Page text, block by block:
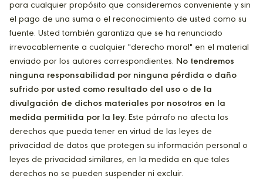
para cualquier propósito que consideremos conveniente y sin
el pago de una suma o el reconocimiento de usted como su
fuente. Usted también garantiza que se ha renunciado
irrevocablemente a cualquier "derecho moral" en el material
enviado por los autores correspondientes. No tendremos
ninguna responsabilidad por ninguna pérdida o daño
sufrido por usted como resultado del uso o de la
divulgación de dichos materiales por nosotros en la
medida permitida por la ley. Este párrafo no afecta los
derechos que pueda tener en virtud de las leyes de
privacidad de datos que protegen su información personal o
leyes de privacidad similares, en la medida en que tales
derechos no se pueden suspender ni excluir.